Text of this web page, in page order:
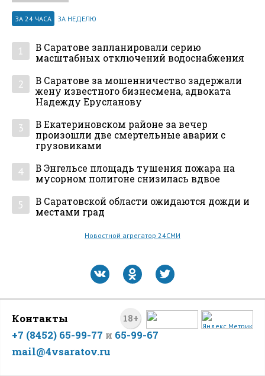
ЗА 24 ЧАСА ЗА НЕДЕЛЮ
1
В Саратове запланировали серию
масштабных отключений водоснабжения
2
В Саратове за мошенничество задержали
жену известного бизнесмена, адвоката
Надежду Ерусланову
3
В Екатериновском районе за вечер
произошли две смертельные аварии с
грузовиками
4
В Энгельсе площадь тушения пожара на
мусорном полигоне снизилась вдвое
5
В Саратовской области ожидаются дожди и
местами град
Новостной агрегатор 24СМИ
18+
Контакты
+7 (8452) 65-99-77 и 65-99-67
mail@4vsaratov.ru